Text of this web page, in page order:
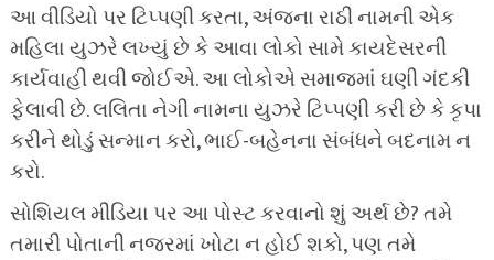
આ વીડિયો પર ટિપ્પણી કરતા, અંજના રાઠી નામની એક
મહિલા યુઝરે લખ્યું છે કે આવા લોકો સામે કાયદેસરની
કાર્યવાહી થવી જોઈએ. આ લોકોએ સમાજમાં ઘણી ગંદકી
ફેલાવી છે. લલિતા નેગી નામના યુઝરે ટિપ્પણી કરી છે કે કૃપા
કરીને થોડું સન્માન કરો, ભાઈ-બહેનના સંબંધને બદનામ ન
કરો.
સોશિયલ મીડિયા પર આ પોસ્ટ કરવાનો શું અર્થ છે? તમે
તમારી પોતાની નજરમાં ખોટા ન હોઈ શકો, પણ તમે